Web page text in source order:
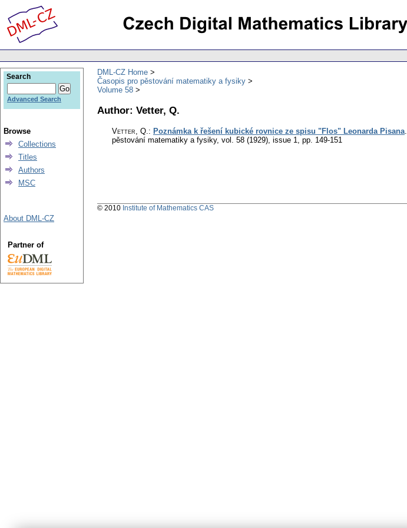
DML-CZ Home
Časopis pro pěstování matematiky a fysiky
Volume 58
Author: Vetter, Q.
Vetter, Q.: Poznámka k řešení kubické rovnice ze spisu "Flos" Leonarda Pisana.
pěstování matematiky a fysiky, vol. 58 (1929), issue 1, pp. 149-151
Search
Advanced Search
Browse
Collections
Titles
Authors
MSC
About DML-CZ
Partner of
© 2010 Institute of Mathematics CAS